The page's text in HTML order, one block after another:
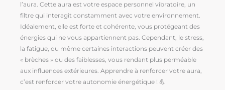
l’aura. Cette aura est votre espace personnel vibratoire, un
filtre qui interagit constamment avec votre environnement.
Idéalement, elle est forte et cohérente, vous protégeant des
énergies qui ne vous appartiennent pas. Cependant, le stress,
la fatigue, ou même certaines interactions peuvent créer des
« brèches » ou des faiblesses, vous rendant plus perméable
aux influences extérieures. Apprendre à renforcer votre aura,
c’est renforcer votre autonomie énergétique ! 💪